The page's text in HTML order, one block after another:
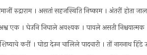
रुद्राराम । असतां सहजस्थिति निष्काम । अंतरीं होता
एक । घेउनि निघाले अवश्यक । पावले असती निश्चयात्मक ।
करीं । घोडा देउन चालिले पादचारी । तों नागनाथ